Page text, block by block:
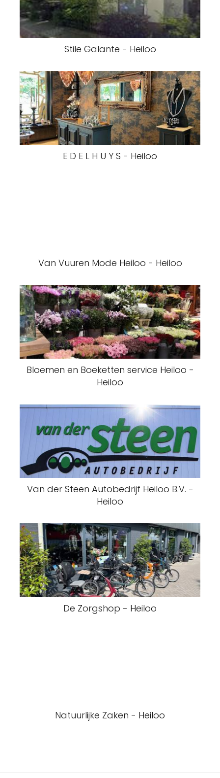
Stile Galante - Heiloo
E D E L H U Y S - Heiloo
Van Vuuren Mode Heiloo - Heiloo
Bloemen en Boeketten service Heiloo -
Heiloo
Van der Steen Autobedrijf Heiloo B.V. -
Heiloo
De Zorgshop - Heiloo
Natuurlijke Zaken - Heiloo